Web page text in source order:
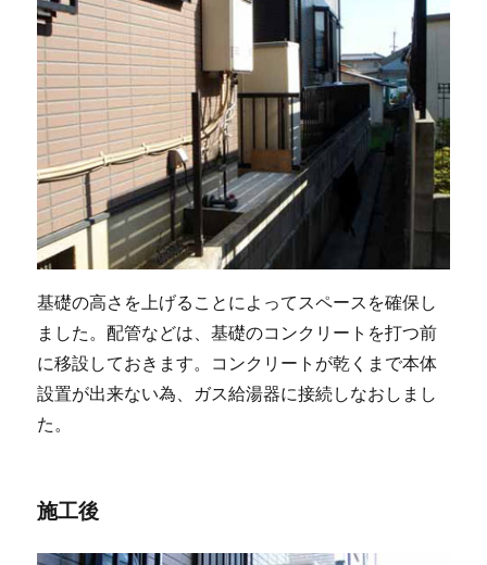
基礎の高さを上げることによってスペースを確保し
ました。配管などは、基礎のコンクリートを打つ前
に移設しておきます。コンクリートが乾くまで本体
設置が出来ない為、ガス給湯器に接続しなおしまし
た。
施工後